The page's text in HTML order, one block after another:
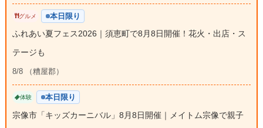
グルメ 本日限り
ふれあい夏フェス2026｜須恵町で8月8日開催！花火・出店・ス
テージも
8/8 （糟屋郡）
体験 本日限り
宗像市「キッズカーニバル」8月8日開催｜メイトム宗像で親子